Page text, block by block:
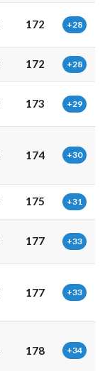
172 +28
172 +28
173 +29
174 +30
175 +31
177 +33
177 +33
178 +34